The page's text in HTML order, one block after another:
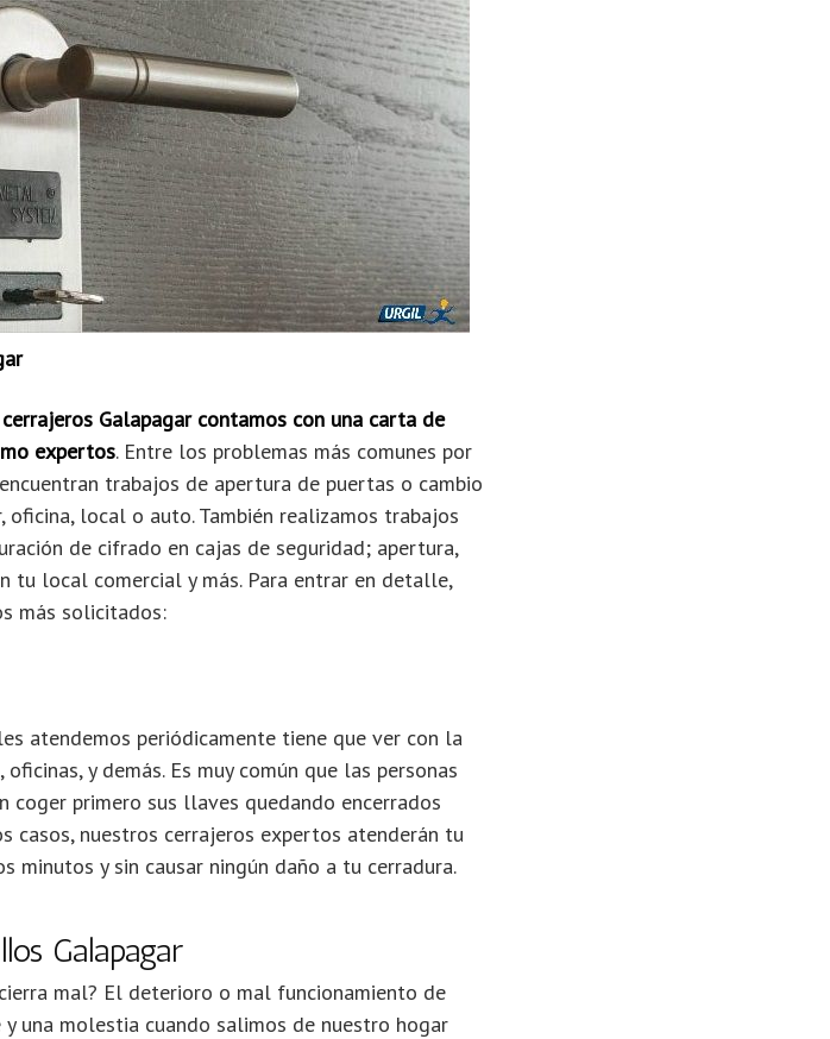
Galapagar contamos con una carta de
expertos. Entre los problemas más comunes por
trabajos de apertura de puertas o cambio
local o auto. También realizamos trabajos
de cifrado en cajas de seguridad; apertura,
tu local comercial y más. Para entrar en detalle,
más solicitados:
atendemos periódicamente tiene que ver con la
y demás. Es muy común que las personas
coger primero sus llaves quedando encerrados
casos, nuestros cerrajeros expertos atenderán tu
y sin causar ningún daño a tu cerradura.
Galapagar
mal? El deterioro o mal funcionamiento de
una molestia cuando salimos de nuestro hogar